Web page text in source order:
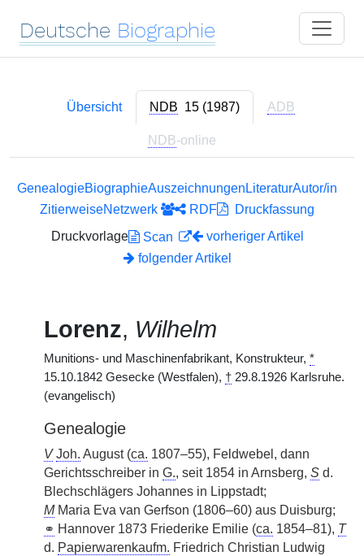
Deutsche Biographie
Übersicht NDB 15 (1987) ADB
NDB-online
GenealogieBiographieAuszeichnungen LiteraturAutor/in
ZitierweiseNetzwerk RDF
Druckfassung
Druckvorlage
Scan
vorheriger Artikel
folgender Artikel
Lorenz, Wilhelm
Munitions- und Maschinenfabrikant, Konstrukteur, *
15.10.1842 Gesecke (Westfalen), † 29.8.1926 Karlsruhe.
(evangelisch)
Genealogie
V Joh. August (ca. 1807–55), Feldwebel, dann
Gerichtsschreiber in G., seit 1854 in Arnsberg, S d.
Blechschlägers Johannes in Lippstadt;
MMaria Eva van Gerfson (1806–60) aus Duisburg;
⚭ Hannover 1873 Friederike Emilie (ca. 1854–81), T
d. Papierwarenkaufm. Friedrich Christian Ludwig